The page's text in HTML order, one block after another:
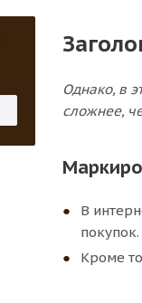
Однако, в
сложнее,
В
покупок.
Кроме